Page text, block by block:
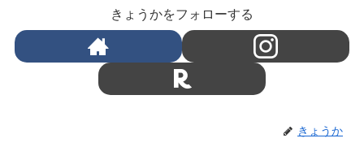
きょうかをフォローする
きょうか